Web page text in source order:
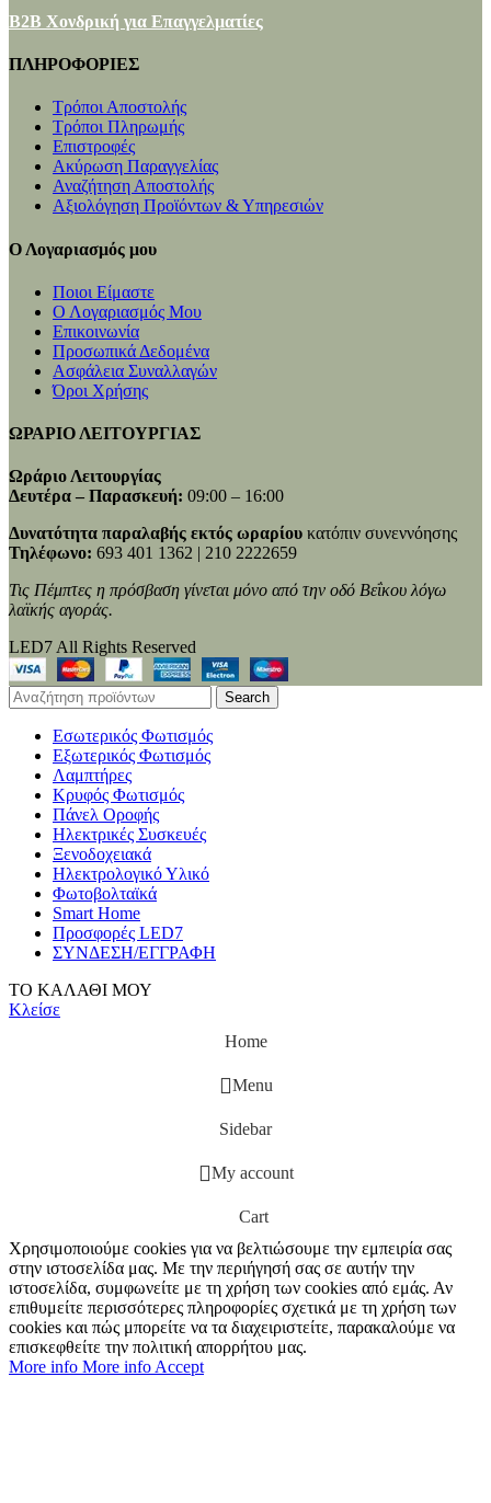
B2B Χονδρική για Επαγγελματίες
ΠΛΗΡΟΦΟΡΙΕΣ
Τρόποι Αποστολής
Τρόποι Πληρωμής
Επιστροφές
Ακύρωση Παραγγελίας
Αναζήτηση Αποστολής
Αξιολόγηση Προϊόντων & Υπηρεσιών
Ο Λογαριασμός μου
Ποιοι Είμαστε
Ο Λογαριασμός Μου
Επικοινωνία
Προσωπικά Δεδομένα
Ασφάλεια Συναλλαγών
Όροι Χρήσης
ΩΡΑΡΙΟ ΛΕΙΤΟΥΡΓΙΑΣ
Ωράριο Λειτουργίας
Δευτέρα – Παρασκευή: 09:00 – 16:00
Δυνατότητα παραλαβής εκτός ωραρίου κατόπιν συνεννόησης
Τηλέφωνο: 693 401 1362 | 210 2222659
Τις Πέμπτες η πρόσβαση γίνεται μόνο από την οδό Βεΐκου λόγω
λαϊκής αγοράς.
LED7 All Rights Reserved
Search
Εσωτερικός Φωτισμός
Εξωτερικός Φωτισμός
Λαμπτήρες
Κρυφός Φωτισμός
Πάνελ Οροφής
Ηλεκτρικές Συσκευές
Ξενοδοχειακά
Ηλεκτρολογικό Υλικό
Φωτοβολταϊκά
Smart Home
Προσφορές LED7
ΣΥΝΔΕΣΗ/ΕΓΓΡΑΦΗ
ΤΟ ΚΑΛΑΘΙ ΜΟΥ
Κλείσε
Home
Menu
Sidebar
My account
Cart
Χρησιμοποιούμε cookies για να βελτιώσουμε την εμπειρία σας
στην ιστοσελίδα μας. Με την περιήγησή σας σε αυτήν την
ιστοσελίδα, συμφωνείτε με τη χρήση των cookies από εμάς. Αν
επιθυμείτε περισσότερες πληροφορίες σχετικά με τη χρήση των
cookies και πώς μπορείτε να τα διαχειριστείτε, παρακαλούμε να
επισκεφθείτε την πολιτική απορρήτου μας.
More info More info Accept